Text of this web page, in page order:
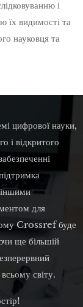
і
їх видимості та
науковця та
цифрової науки,
і відкритого
іншими
для
Crossref буде
ще більшій
світу.